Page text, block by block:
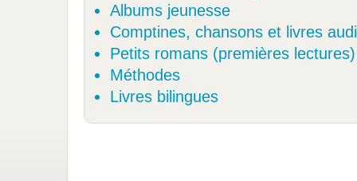
Albums jeunesse
Comptines, chansons et livres
Petits romans (premières lectures)
Méthodes
Livres bilingues